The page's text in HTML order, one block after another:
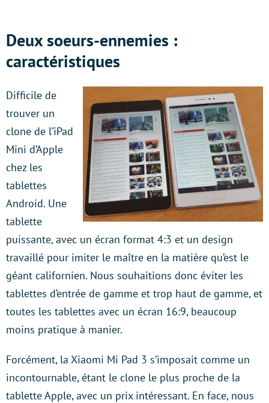
Deux soeurs-ennemies :
caractéristiques
Difficile de
trouver un
clone de l’iPad
Mini d’Apple
chez les
tablettes
Android. Une
tablette
puissante, avec un écran format 4:3 et un design
travaillé pour imiter le maître en la matière qu’est le
géant californien. Nous souhaitions donc éviter les
tablettes d’entrée de gamme et trop haut de gamme, et
toutes les tablettes avec un écran 16:9, beaucoup
moins pratique à manier.
Forcément, la Xiaomi Mi Pad 3 s’imposait comme un
incontournable, étant le clone le plus proche de la
tablette Apple, avec un prix intéressant. En face, nous